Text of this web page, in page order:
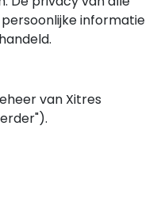
informatie
van Xitres